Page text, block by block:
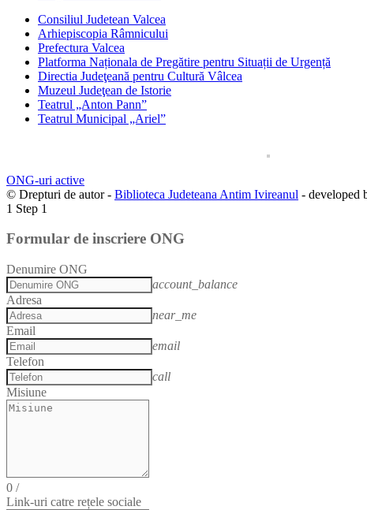
Consiliul Judetean Valcea
Arhiepiscopia Râmnicului
Prefectura Valcea
Platforma Naționala de Pregătire pentru Situații de Urgență
Directia Judeţeană pentru Cultură Vâlcea
Muzeul Judeţean de Istorie
Teatrul „Anton Pann”
Teatrul Municipal „Ariel”
ONG-uri active
© Drepturi de autor - Biblioteca Judeteana Antim Ivireanul - developed
1 Step 1
Formular de inscriere ONG
Denumire ONG
account_balance
Adresa
near_me
Email
email
Telefon
call
Misiune
0 /
Link-uri catre rețele sociale